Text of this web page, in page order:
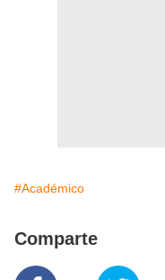
#Académico
Comparte